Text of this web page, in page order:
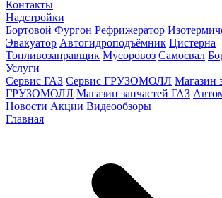
Контакты
Надстройки
Бортовой Фургон Рефрижератор
Эвакуатор Автогидроподъёмник Цистерна
Топливозаправщик Мусоровоз Самосвал
Услуги
Сервис ГАЗ Сервис ГРУЗОМОЛЛ Магазин
ГРУЗОМОЛЛ Магазин запчастей ГАЗ
Новости Акции Видеообзоры
Главная